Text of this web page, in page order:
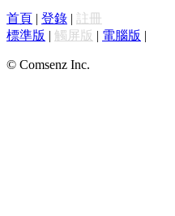
首頁 | 登錄 | 註冊
標準版 | 觸屏版 | 電腦版 |
© Comsenz Inc.